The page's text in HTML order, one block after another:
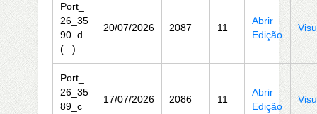
Port_
26_35
90_d
(...)
20/07/2026 2087 11
Abrir
Edição
Port_
26_35
89_c
17/07/2026 2086 11
Abrir
Edição